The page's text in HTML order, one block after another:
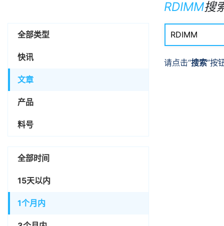
全部类型
快讯
文章
产品
料号
全部时间
15天以内
1个月内
RDIMM搜
请点击“搜索”按